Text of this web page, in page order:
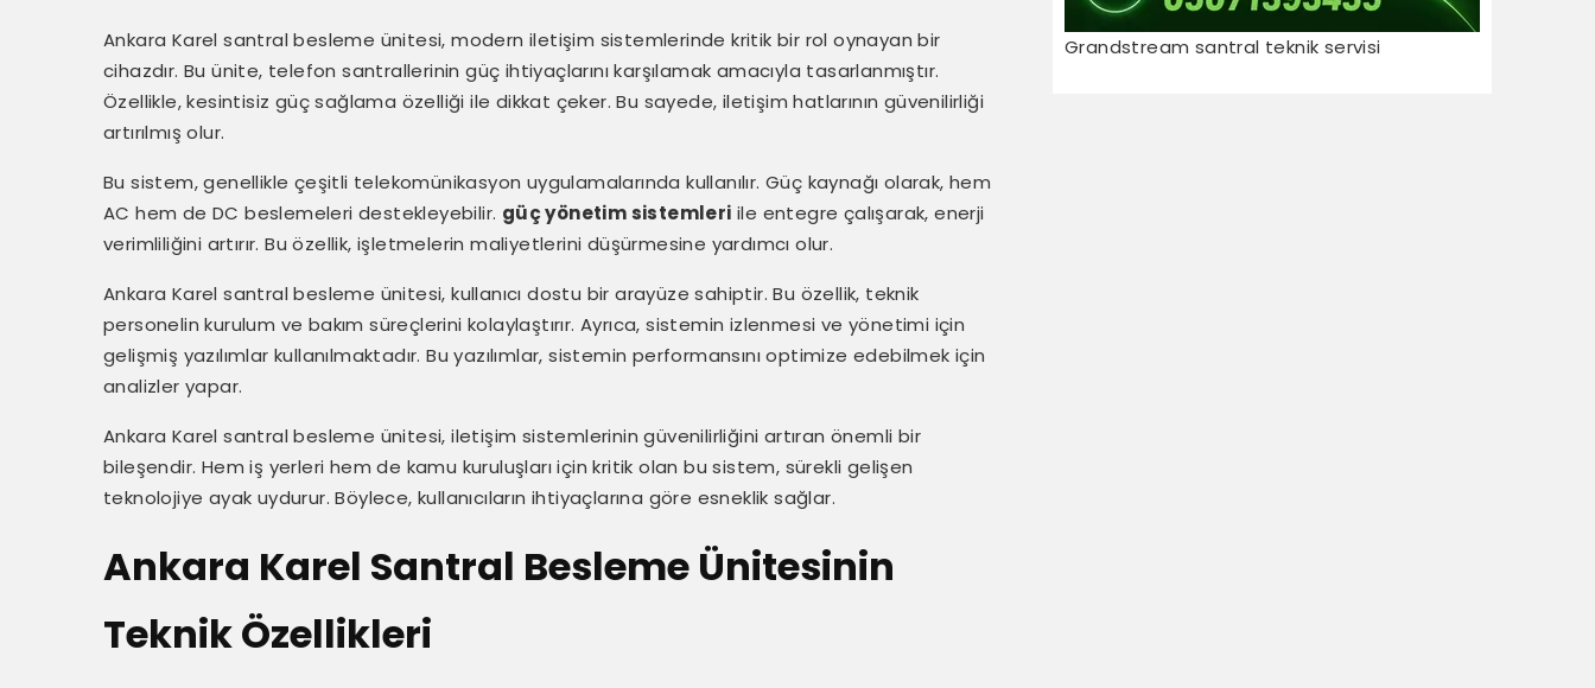
Ankara Karel santral besleme ünitesi, modern iletişim sistemlerinde kritik bir rol oynayan bir
cihazdır. Bu ünite, telefon santrallerinin güç ihtiyaçlarını karşılamak amacıyla tasarlanmıştır.
Özellikle, kesintisiz güç sağlama özelliği ile dikkat çeker. Bu sayede, iletişim hatlarının güvenilirliği
artırılmış olur.
Bu sistem, genellikle çeşitli telekomünikasyon uygulamalarında kullanılır. Güç kaynağı olarak, hem
AC hem de DC beslemeleri destekleyebilir. güç yönetim sistemleri ile entegre çalışarak, enerji
verimliliğini artırır. Bu özellik, işletmelerin maliyetlerini düşürmesine yardımcı olur.
Ankara Karel santral besleme ünitesi, kullanıcı dostu bir arayüze sahiptir. Bu özellik, teknik
personelin kurulum ve bakım süreçlerini kolaylaştırır. Ayrıca, sistemin izlenmesi ve yönetimi için
gelişmiş yazılımlar kullanılmaktadır. Bu yazılımlar, sistemin performansını optimize edebilmek için
analizler yapar.
Ankara Karel santral besleme ünitesi, iletişim sistemlerinin güvenilirliğini artıran önemli bir
bileşendir. Hem iş yerleri hem de kamu kuruluşları için kritik olan bu sistem, sürekli gelişen
teknolojiye ayak uydurur. Böylece, kullanıcıların ihtiyaçlarına göre esneklik sağlar.
Ankara Karel Santral Besleme Ünitesinin
Teknik Özellikleri
Grandstream santral teknik servisi